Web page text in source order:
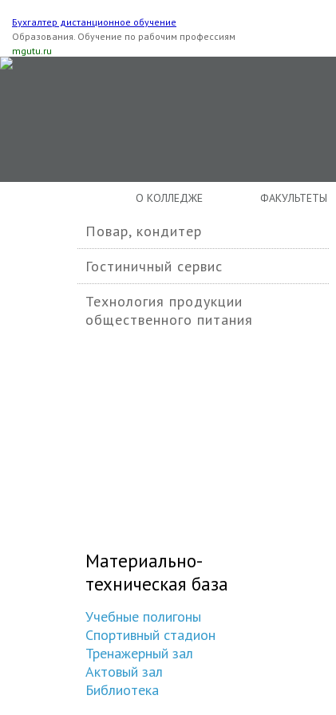
Бухгалтер дистанционное обучение
Образования. Обучение по рабочим профессиям
mgutu.ru
О КОЛЛЕДЖЕ ФАКУЛЬТЕТЫ
Повар, кондитер
Гостиничный сервис
Технология продукции
общественного питания
Материально-
техническая база
Учебные полигоны
Спортивный стадион
Тренажерный зал
Актовый зал
Библиотека